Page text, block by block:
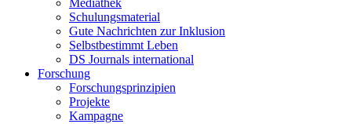
Mediathek
Schulungsmaterial
Gute Nachrichten zur Inklusion
Selbstbestimmt Leben
DS Journals international
Forschung
Forschungsprinzipien
Projekte
Kampagne